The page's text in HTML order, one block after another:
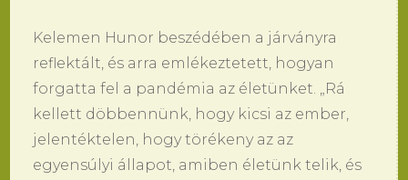
Kelemen Hunor beszédében a járványra
reflektált, és arra emlékeztetett, hogyan
forgatta fel a pandémia az életünket. „Rá
kellett döbbennünk, hogy kicsi az ember,
jelentéktelen, hogy törékeny az az
egyensúlyi állapot, amiben életünk telik, és